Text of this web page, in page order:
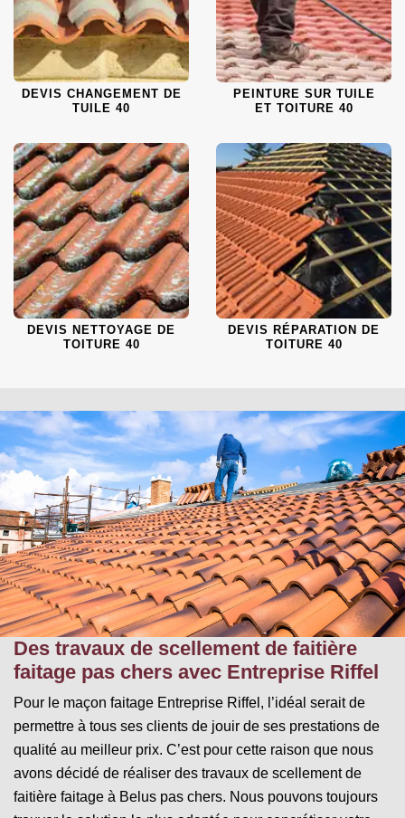
DEVIS CHANGEMENT DE
TUILE 40
PEINTURE SUR TUILE
ET TOITURE 40
DEVIS NETTOYAGE DE
TOITURE 40
DEVIS RÉPARATION DE
TOITURE 40
Des travaux de scellement de faitière
faitage pas chers avec Entreprise Riffel
Pour le maçon faitage Entreprise Riffel, l’idéal serait de
permettre à tous ses clients de jouir de ses prestations de
qualité au meilleur prix. C’est pour cette raison que nous
avons décidé de réaliser des travaux de scellement de
faitière faitage à Belus pas chers. Nous pouvons toujours